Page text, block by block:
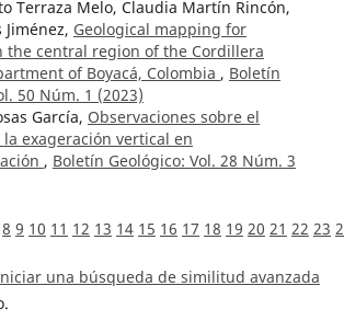
Terraza Melo, Claudia Martín Rincón,
Jiménez, Geological mapping for
the central region of the Cordillera
of Boyacá, Colombia , Boletín
50 Núm. 1 (2023)
García, Observaciones sobre el
exageración vertical en
, Boletín Geológico: Vol. 28 Núm. 3
8 9 10 11 12 13 14 15 16 17 18 19 20 21 22 23
una búsqueda de similitud avanzada